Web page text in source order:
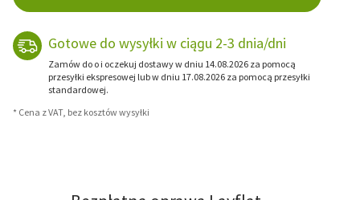
Gotowe do wysyłki w ciągu 2-3 dnia/dni
Zamów do o i oczekuj dostawy w dniu 14.08.2026 za pomocą
przesyłki ekspresowej lub w dniu 17.08.2026 za pomocą przesyłki
standardowej.
* Cena z VAT, bez kosztów wysyłki